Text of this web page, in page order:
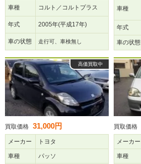
車種 コルト／コルトプラス
年式 2005年(平成17年)
車の状態 走行可、車検無し
車種
年式
車の状態
高価買取中
買取価格 31,000円
メーカー トヨタ
車種 パッソ
買取価格
メーカー
車種